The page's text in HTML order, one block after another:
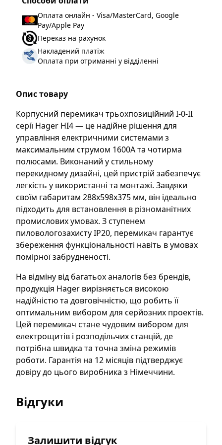
Оплата онлайн - Visa/MasterCard, Google
Pay/Apple Pay
Переказ на рахунок
Накладений платіж
Оплата при отриманні у відділенні
Опис товару
Корпусний перемикач трьохпозиційний I-0-II
серії Hager HI4 — це надійне рішення для
управління електричними системами з
максимальним струмом 1600А та чотирма
полюсами. Виконаний у стильному
перекидному дизайні, цей пристрій забезпечує
легкість у використанні та монтажі. Завдяки
своїм габаритам 288х598х375 мм, він ідеально
підходить для встановлення в різноманітних
промислових умовах. З ступенем
пиловологозахисту IP20, перемикач гарантує
збереження функціональності навіть в умовах
помірної забрудненості.
На відміну від багатьох аналогів без брендів,
продукція Hager вирізняється високою
надійністю та довговічністю, що робить її
оптимальним вибором для серйозних проектів.
Цей перемикач стане чудовим вибором для
електрощитів і розподільчих станцій, де
потрібна швидка та точна зміна режимів
роботи. Гарантія на 12 місяців підтверджує
довіру до цього виробника з Німеччини.
Відгуки
Залишити відгук